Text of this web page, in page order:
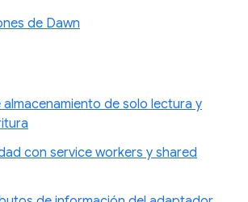
de Dawn
almacenamiento de solo lectura y
con service workers y shared